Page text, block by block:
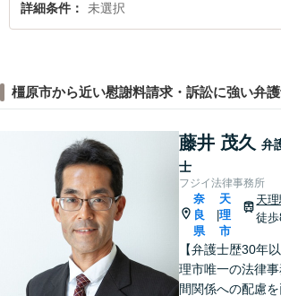
詳細条件 未選択
橿原市から近い慰謝料請求・訴訟に強い弁
藤井 茂久 弁
士
フジイ法律事務所
奈
良
県
天
理
市
天
徒
【弁護士歴30年
理市唯一の法律
間関係への配慮を